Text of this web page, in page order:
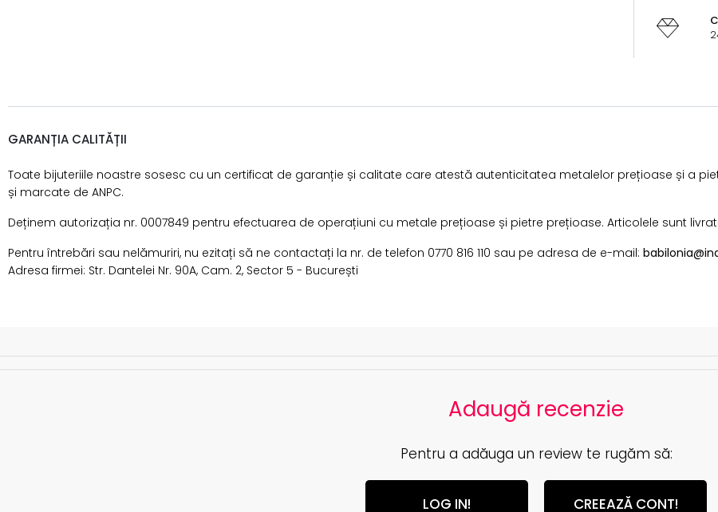
GARANȚIA CALITĂȚII
Toate bijuteriile noastre sosesc cu un certificat de garanție și calitate care atestă autenticitatea metalelor prețioase și a
și marcate de ANPC.
Deținem autorizația nr. 0007849 pentru efectuarea de operațiuni cu metale prețioase și pietre prețioase. Articolele sunt
Pentru întrebări sau nelămuriri, nu ezitați să ne contactați la nr. de telefon 0770 816 110 sau pe adresa de e-mail:
Adresa firmei: Str. Dantelei Nr. 90A, Cam. 2, Sector 5 - București
Adaugă recenzie
Pentru a adăuga un review te rugăm să:
LOG IN! CREEAZĂ CONT!